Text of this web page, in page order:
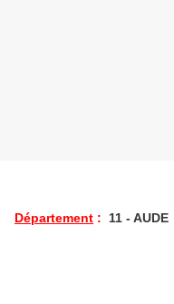
Département : 11 - AUDE